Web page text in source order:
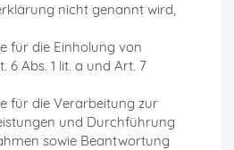
nicht genannt wird,
für die Einholung von
6 Abs. 1 lit. a und Art. 7
für die Verarbeitung zur
und Durchführung
sowie Beantwortung